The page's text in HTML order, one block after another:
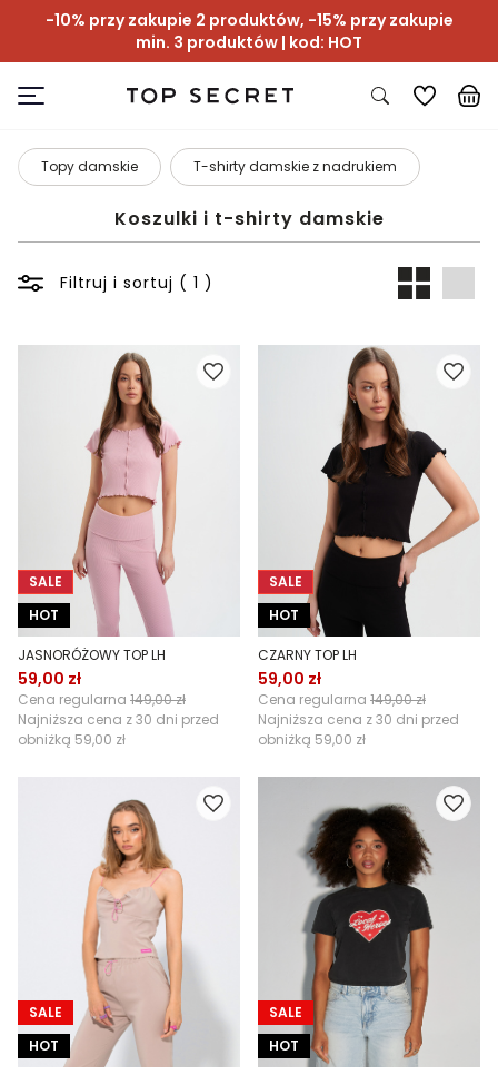
-10% przy zakupie 2 produktów, -15% przy zakupie
min. 3 produktów | kod: HOT
Topy damskie T-shirty damskie z nadrukiem
Koszulki i t-shirty damskie
Filtruj i sortuj ( 1 )
SALE
HOT
JASNORÓŻOWY TOP LH
59,00 zł
Cena regularna 149,00 zł
Najniższa cena z 30 dni przed
obniżką 59,00 zł
SALE
HOT
CZARNY TOP LH
59,00 zł
Cena regularna 149,00 zł
Najniższa cena z 30 dni przed
obniżką 59,00 zł
SALE
HOT
SALE
HOT